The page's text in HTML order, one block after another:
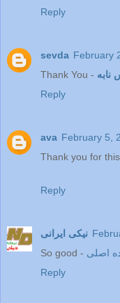
Reply
sevda February
Thank You -
Reply
ava February 5,
Thank you for
Reply
نیکی ایرانی
So good - اصلی
Reply